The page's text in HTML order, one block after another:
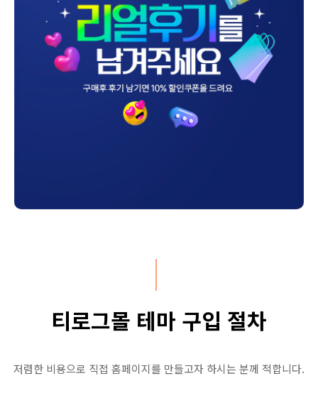
티로그몰 테마 구입 절차
저렴한 비용으로 직접 홈페이지를 만들고자 하시는 분께 적합니다.